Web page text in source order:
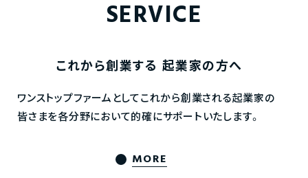
SERVICE
これから創業する 起業家の方へ
ワンストップファームとしてこれから創業される起業家の
皆さまを各分野において的確にサポートいたします。
MORE